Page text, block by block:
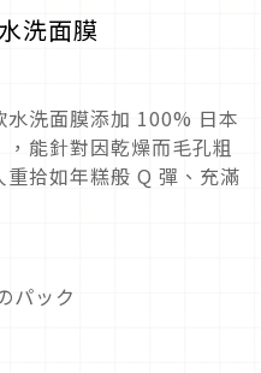
洗面膜
洗面膜添加 100% 日本
能針對因乾燥而毛孔粗
拾如年糕般 Q 彈、充滿
パック